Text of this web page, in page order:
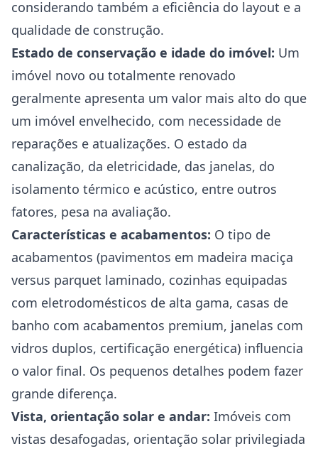
considerando também a eficiência do layout e a
qualidade de construção.
Estado de conservação e idade do imóvel: Um
imóvel novo ou totalmente renovado
geralmente apresenta um valor mais alto do que
um imóvel envelhecido, com necessidade de
reparações e atualizações. O estado da
canalização, da eletricidade, das janelas, do
isolamento térmico e acústico, entre outros
fatores, pesa na avaliação.
Características e acabamentos: O tipo de
acabamentos (pavimentos em madeira maciça
versus parquet laminado, cozinhas equipadas
com eletrodomésticos de alta gama, casas de
banho com acabamentos premium, janelas com
vidros duplos, certificação energética) influencia
o valor final. Os pequenos detalhes podem fazer
grande diferença.
Vista, orientação solar e andar: Imóveis com
vistas desafogadas, orientação solar privilegiada